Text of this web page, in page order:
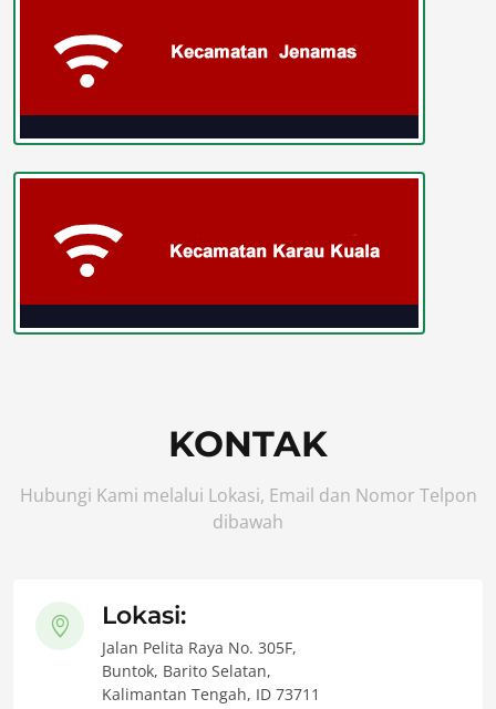
KONTAK
Hubungi Kami melalui Lokasi, Email dan Nomor Telpon
dibawah
Lokasi:
Jalan Pelita Raya No. 305F,
Buntok, Barito Selatan,
Kalimantan Tengah, ID 73711